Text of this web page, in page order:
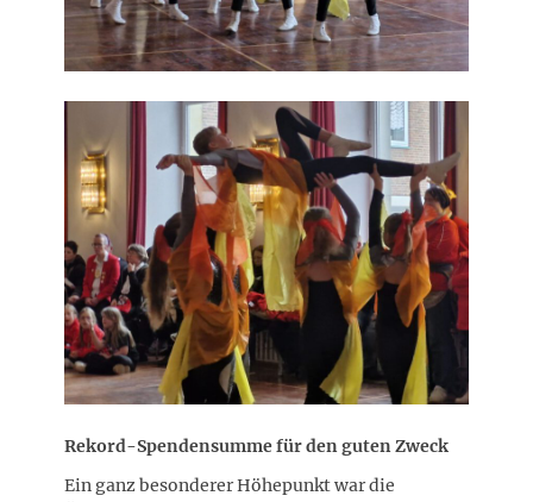
Rekord-Spendensumme für den guten Zweck
Ein ganz besonderer Höhepunkt war die